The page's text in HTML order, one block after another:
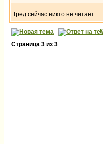
Тред сейчас никто не читает.
Страница 3 из 3